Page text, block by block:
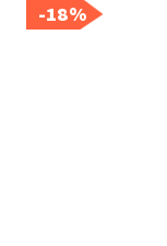
18%-